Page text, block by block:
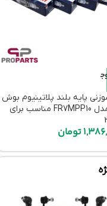
پایه بلند پلاتینیوم بوش
آلمان مدل FR7MPP10 مناسب برای
تومان